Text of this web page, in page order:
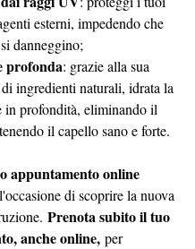
esterni, impedendo che
danneggino;
profonda: grazie alla sua
ingredienti naturali, idrata la
in profondità, eliminando il
il capello sano e forte.
appuntamento online
di scoprire la nuova
Prenota subito il tuo
anche online, per